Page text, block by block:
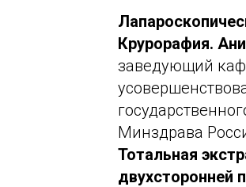
Крурорафия.
заведующий
Минздрава
Тотальная
двухсторонней